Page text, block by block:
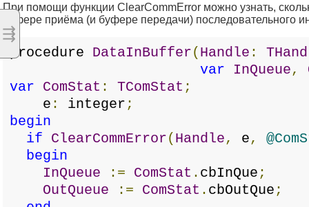
⇶
При помощи функции ClearCommError можно узнать,
буфере приёма (и буфере передачи) последовательного
procedure DataInBuffer( Handle :
var
InQueue,
var
ComStat : TComStat ;
e : integer ;
begin
if
ClearCommError( Handle, e,
begin
InQueue
:= ComStat . cbInQue ;
OutQueue
:= ComStat . cbOutQue ;